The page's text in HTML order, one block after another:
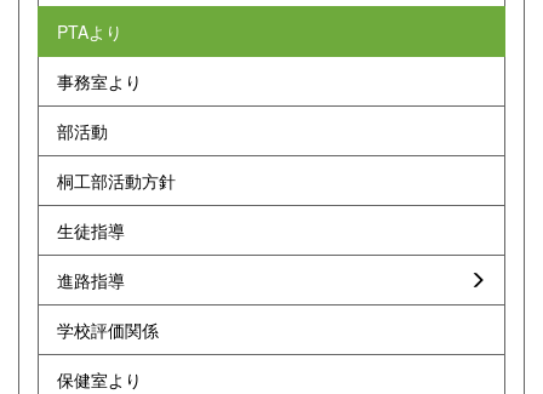
PTAより
事務室より
部活動
桐工部活動方針
生徒指導
進路指導
学校評価関係
保健室より